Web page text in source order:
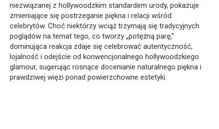
niezwiązanej z hollywoodzkim standardem urody, pokazuje
zmieniające się postrzeganie piękna i relacji wśród
celebrytów. Choć niektórzy wciąż trzymają się tradycyjnych
poglądów na temat tego, co tworzy „potężną parę,”
dominująca reakcja zdaje się celebrować autentyczność,
lojalność i odejście od konwencjonalnego hollywoodzkiego
glamour, sugerując rosnące docenianie naturalnego piękna i
prawdziwej więzi ponad powierzchowne estetyki.